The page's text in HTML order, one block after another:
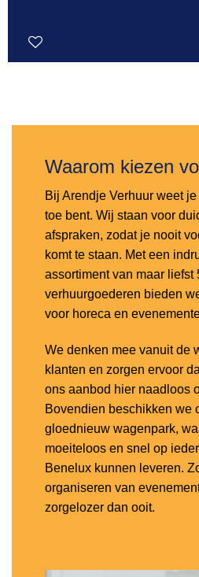
Waarom kiezen
Bij Arendje Verhuur weet
toe bent. Wij staan voor
afspraken, zodat je nooit
komt te staan. Met een
assortiment van maar liefst
verhuurgoederen bieden
voor horeca en
We denken mee vanuit de
klanten en zorgen ervoor
ons aanbod hier naadloos
Bovendien beschikken we
gloednieuw wagenpark,
moeiteloos en snel op
Benelux kunnen leveren.
organiseren van
zorgelozer dan ooit.